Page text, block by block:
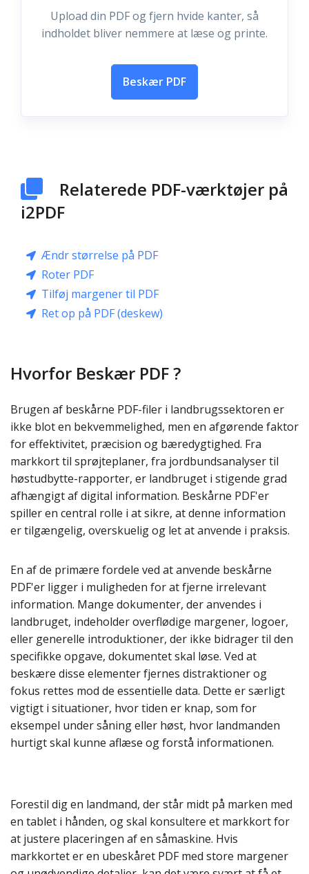
Upload din PDF og fjern hvide kanter, så
indholdet bliver nemmere at læse og printe.
Beskær PDF
Relaterede PDF-værktøjer på
i2PDF
Ændr størrelse på PDF
Roter PDF
Tilføj margener til PDF
Ret op på PDF (deskew)
Hvorfor Beskær PDF ?
Brugen af beskårne PDF-filer i landbrugssektoren er
ikke blot en bekvemmelighed, men en afgørende faktor
for effektivitet, præcision og bæredygtighed. Fra
markkort til sprøjteplaner, fra jordbundsanalyser til
høstudbytte-rapporter, er landbruget i stigende grad
afhængigt af digital information. Beskårne PDF'er
spiller en central rolle i at sikre, at denne information
er tilgængelig, overskuelig og let at anvende i praksis.
En af de primære fordele ved at anvende beskårne
PDF'er ligger i muligheden for at fjerne irrelevant
information. Mange dokumenter, der anvendes i
landbruget, indeholder overflødige margener, logoer,
eller generelle introduktioner, der ikke bidrager til den
specifikke opgave, dokumentet skal løse. Ved at
beskære disse elementer fjernes distraktioner og
fokus rettes mod de essentielle data. Dette er særligt
vigtigt i situationer, hvor tiden er knap, som for
eksempel under såning eller høst, hvor landmanden
hurtigt skal kunne aflæse og forstå informationen.
Forestil dig en landmand, der står midt på marken med
en tablet i hånden, og skal konsultere et markkort for
at justere placeringen af en såmaskine. Hvis
markkortet er en ubeskåret PDF med store margener